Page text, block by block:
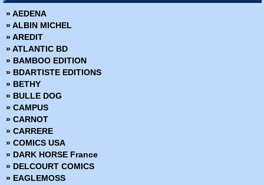
» Big Guy
» Big man plans
» Birthright
» Black Hole
» Black Kiss
» Blacking Out
» Blade Runner 2019
» Blade Runner 2029
» Blood and Thunder
» Body Bags
» Bone
» Bone Hors Série
» Bone Parish
» Bourbon Thret
» BPRD
» BPRD - L'Enfer sur terre
» AEDENA
» ALBIN MICHEL
» AREDIT
» ATLANTIC BD
» BAMBOO EDITION
» BDARTISTE EDITIONS
» BETHY
» BULLE DOG
» CAMPUS
» CARNOT
» CARRERE
» COMICS USA
» DARK HORSE France
» DELCOURT COMICS
» EAGLEMOSS